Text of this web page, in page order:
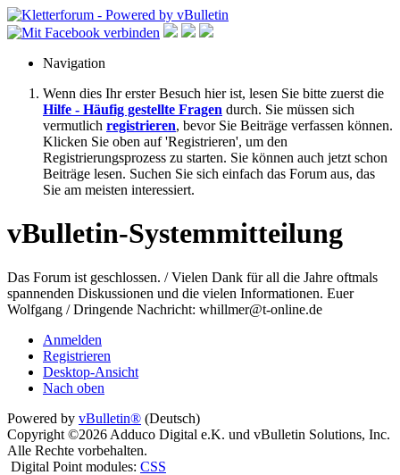
Navigation
Wenn dies Ihr erster Besuch hier ist, lesen Sie bitte zuerst die
Hilfe - Häufig gestellte Fragen durch. Sie müssen sich
vermutlich registrieren, bevor Sie Beiträge verfassen können.
Klicken Sie oben auf 'Registrieren', um den
Registrierungsprozess zu starten. Sie können auch jetzt schon
Beiträge lesen. Suchen Sie sich einfach das Forum aus, das
Sie am meisten interessiert.
vBulletin-Systemmitteilung
Das Forum ist geschlossen. / Vielen Dank für all die Jahre oftmals
spannenden Diskussionen und die vielen Informationen. Euer
Wolfgang / Dringende Nachricht: whillmer@t-online.de
Anmelden
Registrieren
Desktop-Ansicht
Nach oben
Powered by vBulletin® (Deutsch)
Copyright ©2026 Adduco Digital e.K. und vBulletin Solutions, Inc.
Alle Rechte vorbehalten.
Digital Point modules: CSS